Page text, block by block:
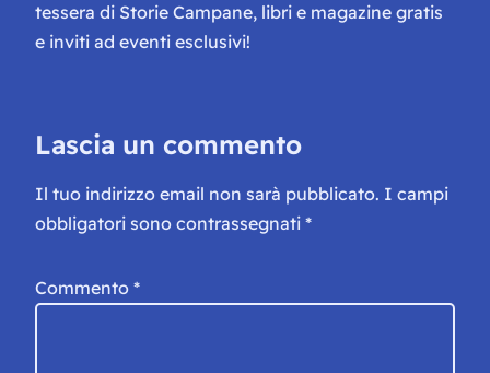
tessera di Storie Campane, libri e magazine gratis
e inviti ad eventi esclusivi!
Lascia un commento
Il tuo indirizzo email non sarà pubblicato. I campi
obbligatori sono contrassegnati *
Commento *